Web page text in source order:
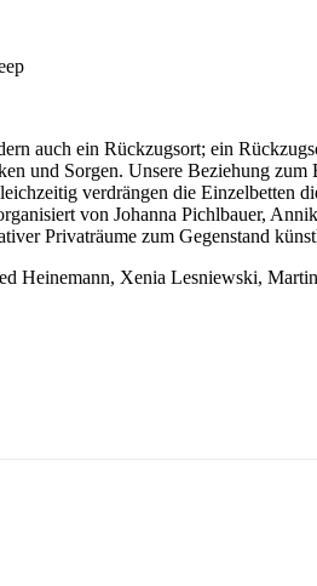
auch ein Rückzugsort; ein
und Sorgen. Unsere Beziehung
verdrängen die Einzelbetten
von Johanna Pichlbauer,
Privaträume zum Gegenstand
Heinemann, Xenia Lesniewski,